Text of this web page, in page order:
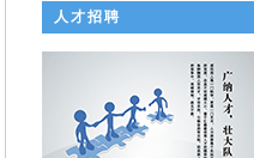
人才招聘